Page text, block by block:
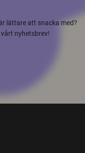
lättare att snacka med?
nyhetsbrev!